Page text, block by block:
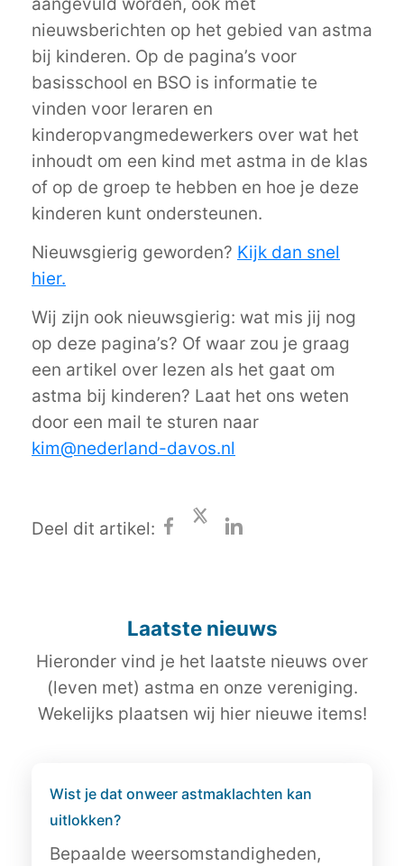
aangevuld worden, ook met
nieuwsberichten op het gebied van astma
bij kinderen. Op de pagina’s voor
basisschool en BSO is informatie te
vinden voor leraren en
kinderopvangmedewerkers over wat het
inhoudt om een kind met astma in de klas
of op de groep te hebben en hoe je deze
kinderen kunt ondersteunen.
Nieuwsgierig geworden? Kijk dan snel
hier.
Wij zijn ook nieuwsgierig: wat mis jij nog
op deze pagina’s? Of waar zou je graag
een artikel over lezen als het gaat om
astma bij kinderen? Laat het ons weten
door een mail te sturen naar
kim@nederland-davos.nl
Deel dit artikel:
Laatste nieuws
Hieronder vind je het laatste nieuws over
(leven met) astma en onze vereniging.
Wekelijks plaatsen wij hier nieuwe items!
Wist je dat onweer astmaklachten kan
uitlokken?
Bepaalde weersomstandigheden,